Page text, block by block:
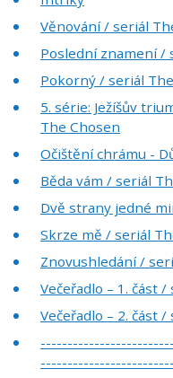
Věnování / seriál
Poslední znamení /
Pokorný / seriál
5. série: Ježíšův
The Chosen
Očištění chrámu -
Běda vám / seriál
Dvě strany jedné
Skrze mě / seriál
Znovushledání /
Večeřadlo – 1. část
Večeřadlo – 2. část